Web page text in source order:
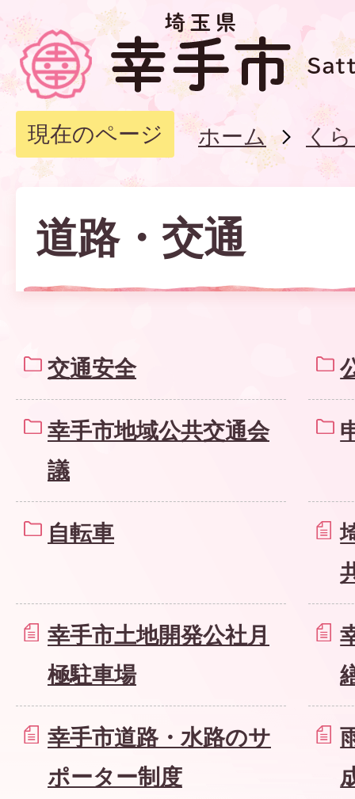
現在のページ ホーム く
道路・交通
交通安全
幸手市地域公共交通会
議
自転車
幸手市土地開発公社月
極駐車場
幸手市道路・水路のサ
ポーター制度